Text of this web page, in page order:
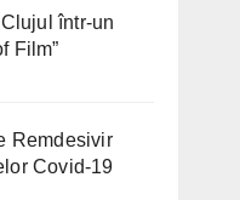
într-un
Film”
Remdesivir
Covid-19